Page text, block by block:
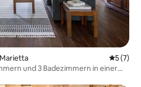
5 (7)
und 3 Badezimmern in einer